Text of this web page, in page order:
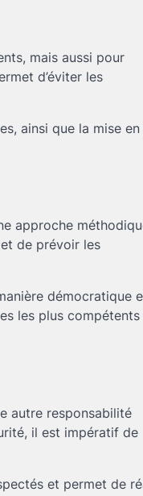
mais aussi pour
d’éviter les
ainsi que la mise
approche
de prévoir les
démocratique
les plus compétents
autre responsabilité
il est impératif de
et permet de